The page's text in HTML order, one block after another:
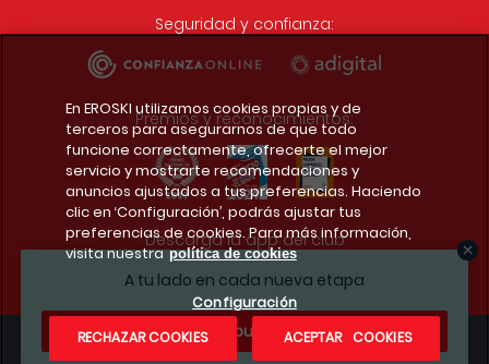
A tu lado en cada nueva etapa
¿Te apuntas?
Seguridad y confianza:
Premios y reconocimientos:
Descarga la app del club
Condiciones legales
En EROSKI utilizamos cookies propias y de
terceros para asegurarnos de que todo
funcione correctamente, ofrecerte el mejor
servicio y mostrarte recomendaciones y
anuncios ajustados a tus preferencias. Haciendo
clic en ‘Configuración’, podrás ajustar tus
preferencias de cookies. Para más información,
visita nuestra política de cookies
Configuración
RECHAZAR COOKIES
ACEPTAR COOKIES